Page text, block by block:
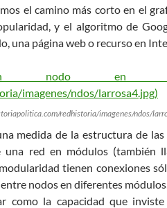
el camino más corto en el
y el algoritmo de
una página web o recurso en
redhistoria/imagenes/ndos/
medida de la estructura de
red en módulos (también
tienen conexiones
nodos en diferentes
como la capacidad que